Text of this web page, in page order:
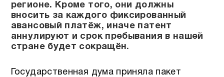
регионе. Кроме того, они должны
вносить за каждого фиксированный
авансовый платёж, иначе патент
аннулируют и срок пребывания в нашей
стране будет сокращён.
Государственная дума приняла пакет